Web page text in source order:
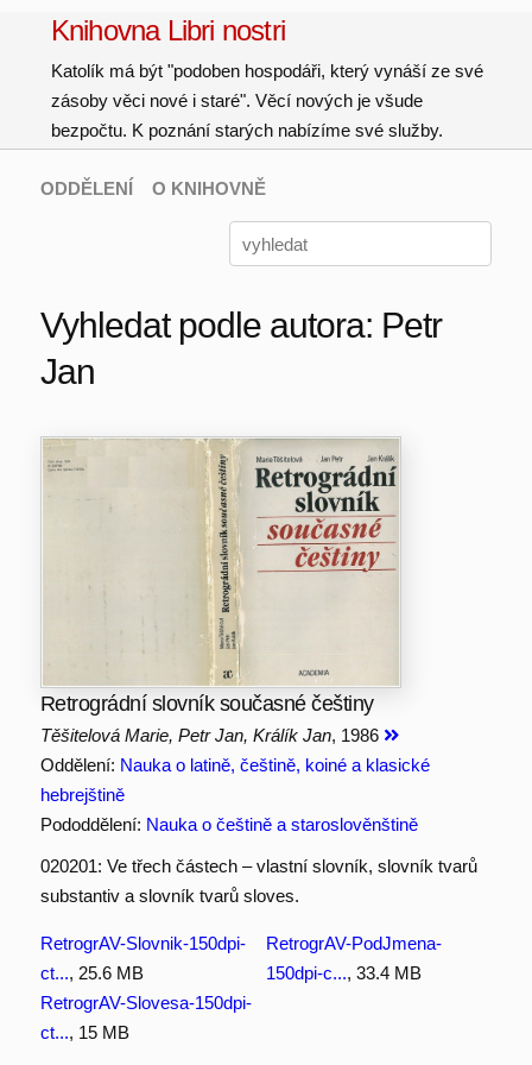
Knihovna Libri nostri
Katolík má být "podoben hospodáři, který vynáší ze své
zásoby věci nové i staré". Věcí nových je všude
bezpočtu. K poznání starých nabízíme své služby.
ODDĚLENÍ O KNIHOVNĚ
Vyhledat podle autora: Petr
Jan
Retrográdní slovník současné češtiny
Těšitelová Marie, Petr Jan, Králík Jan, 1986
Oddělení: Nauka o latině, češtině, koiné a klasické
hebrejštině
Pododdělení: Nauka o češtině a staroslověnštině
020201: Ve třech částech – vlastní slovník, slovník tvarů
substantiv a slovník tvarů sloves.
RetrogrAV-Slovnik-150dpi-
ct..., 25.6 MB
RetrogrAV-PodJmena-
150dpi-c..., 33.4 MB
RetrogrAV-Slovesa-150dpi-
ct..., 15 MB